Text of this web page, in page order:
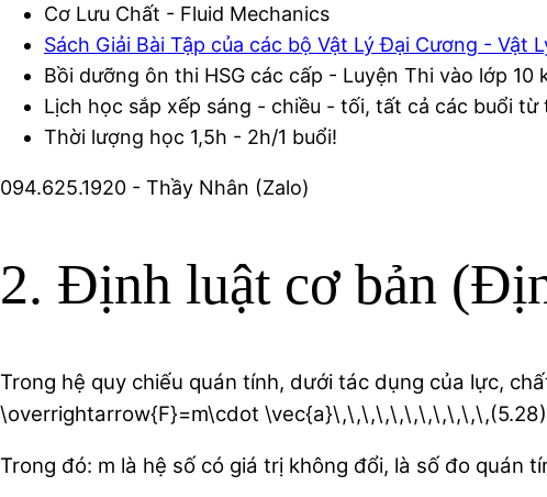
Cơ Lưu Chất - Fluid Mechanics
Sách Giải Bài Tập của các bộ Vật Lý Đại Cương - Vật
Bồi dưỡng ôn thi HSG các cấp - Luyện Thi vào lớp
Lịch học sắp xếp sáng - chiều - tối, tất cả các buổi từ
Thời lượng học 1,5h - 2h/1 buổi!
094.625.1920 - Thầy Nhân (Zalo)
2. Định luật cơ bản
Trong hệ quy chiếu quán tính, dưới tác dụng của lực,
\overrightarrow{F}=m\cdot
Trong đó: m là hệ số có giá trị không đổi, là số đo quán